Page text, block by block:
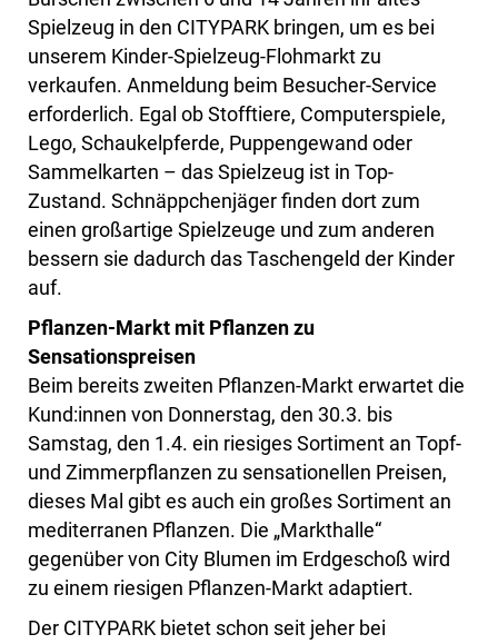
Spielzeug in den CITYPARK bringen, um es bei
unserem Kinder-Spielzeug-Flohmarkt zu
verkaufen. Anmeldung beim Besucher-Service
erforderlich. Egal ob Stofftiere, Computerspiele,
Lego, Schaukelpferde, Puppengewand oder
Sammelkarten – das Spielzeug ist in Top-
Zustand. Schnäppchenjäger finden dort zum
einen großartige Spielzeuge und zum anderen
bessern sie dadurch das Taschengeld der Kinder
auf.
Pflanzen-Markt mit Pflanzen zu
Sensationspreisen
Beim bereits zweiten Pflanzen-Markt erwartet die
Kund:innen von Donnerstag, den 30.3. bis
Samstag, den 1.4. ein riesiges Sortiment an Topf-
und Zimmerpflanzen zu sensationellen Preisen,
dieses Mal gibt es auch ein großes Sortiment an
mediterranen Pflanzen. Die „Markthalle“
gegenüber von City Blumen im Erdgeschoß wird
zu einem riesigen Pflanzen-Markt adaptiert.
Der CITYPARK bietet schon seit jeher bei